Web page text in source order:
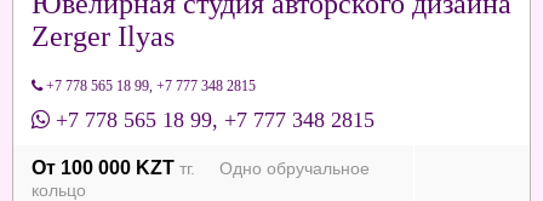
Zerger Ilyas
+7 778 565 18 99 +7 777 348 2815
+7 778 565 18 99, +7 777 348 2815
От 100 000 KZT тг. Одно обручальное
кольцо